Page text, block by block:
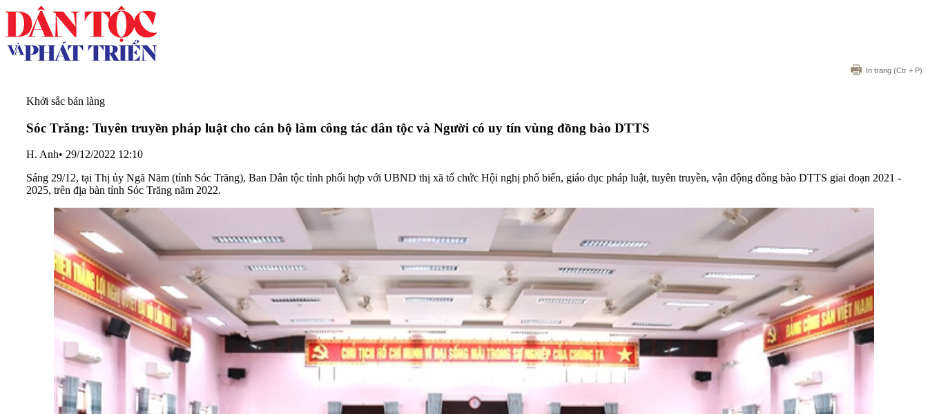
In trang (Ctr + P)
Khởi sắc bản làng
Sóc Trăng: Tuyên truyền pháp luật cho cán bộ làm công tác dân tộc và Người có uy tín vùng đồng bào DTTS
H. Anh• 29/12/2022 12:10
Sáng 29/12, tại Thị ủy Ngã Năm (tỉnh Sóc Trăng), Ban Dân tộc tỉnh phối hợp với UBND thị xã tổ chức Hội nghị phổ biến, giáo dục pháp luật, tuyên truyền, vận động đồng bào DTTS giai đoạn 2021 -
2025, trên địa bàn tỉnh Sóc Trăng năm 2022.